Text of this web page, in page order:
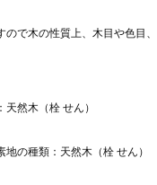
で木の性質上、木目や色目
然木（栓 せん）
の種類：天然木（栓 せん）